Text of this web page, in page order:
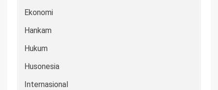
Ekonomi
Hankam
Hukum
Husonesia
Internasional